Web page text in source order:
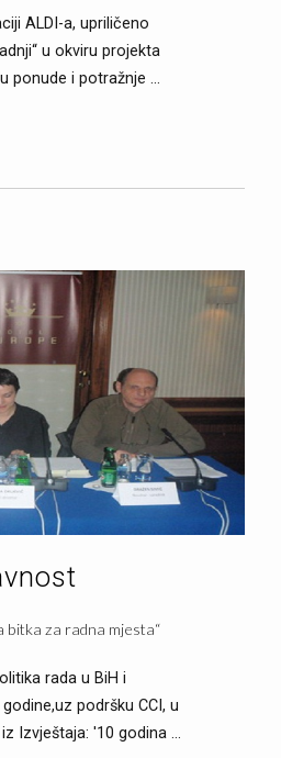
ALDI-a, upriličeno
u okviru projekta
ponude i potražnje ...
bitka za radna mjesta“
rada u BiH i
podršku CCI, u
Izvještaja: '10 godina ...